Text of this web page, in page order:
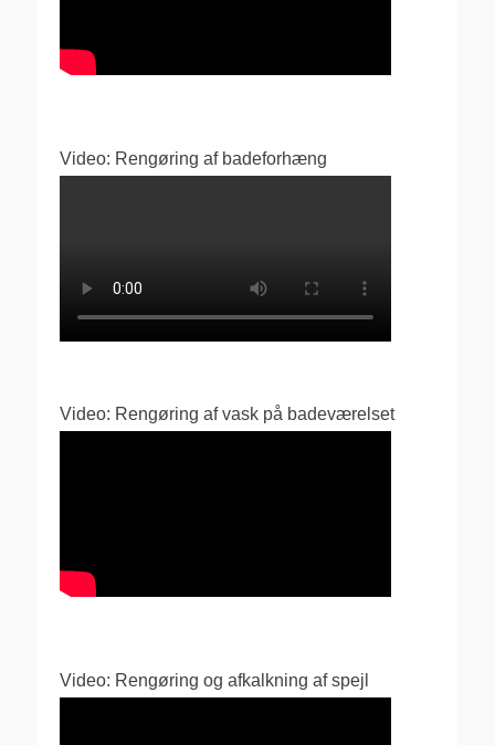
Video: Rengøring af badeforhæng
Video: Rengøring af vask på badeværelset
Video: Rengøring og afkalkning af spejl